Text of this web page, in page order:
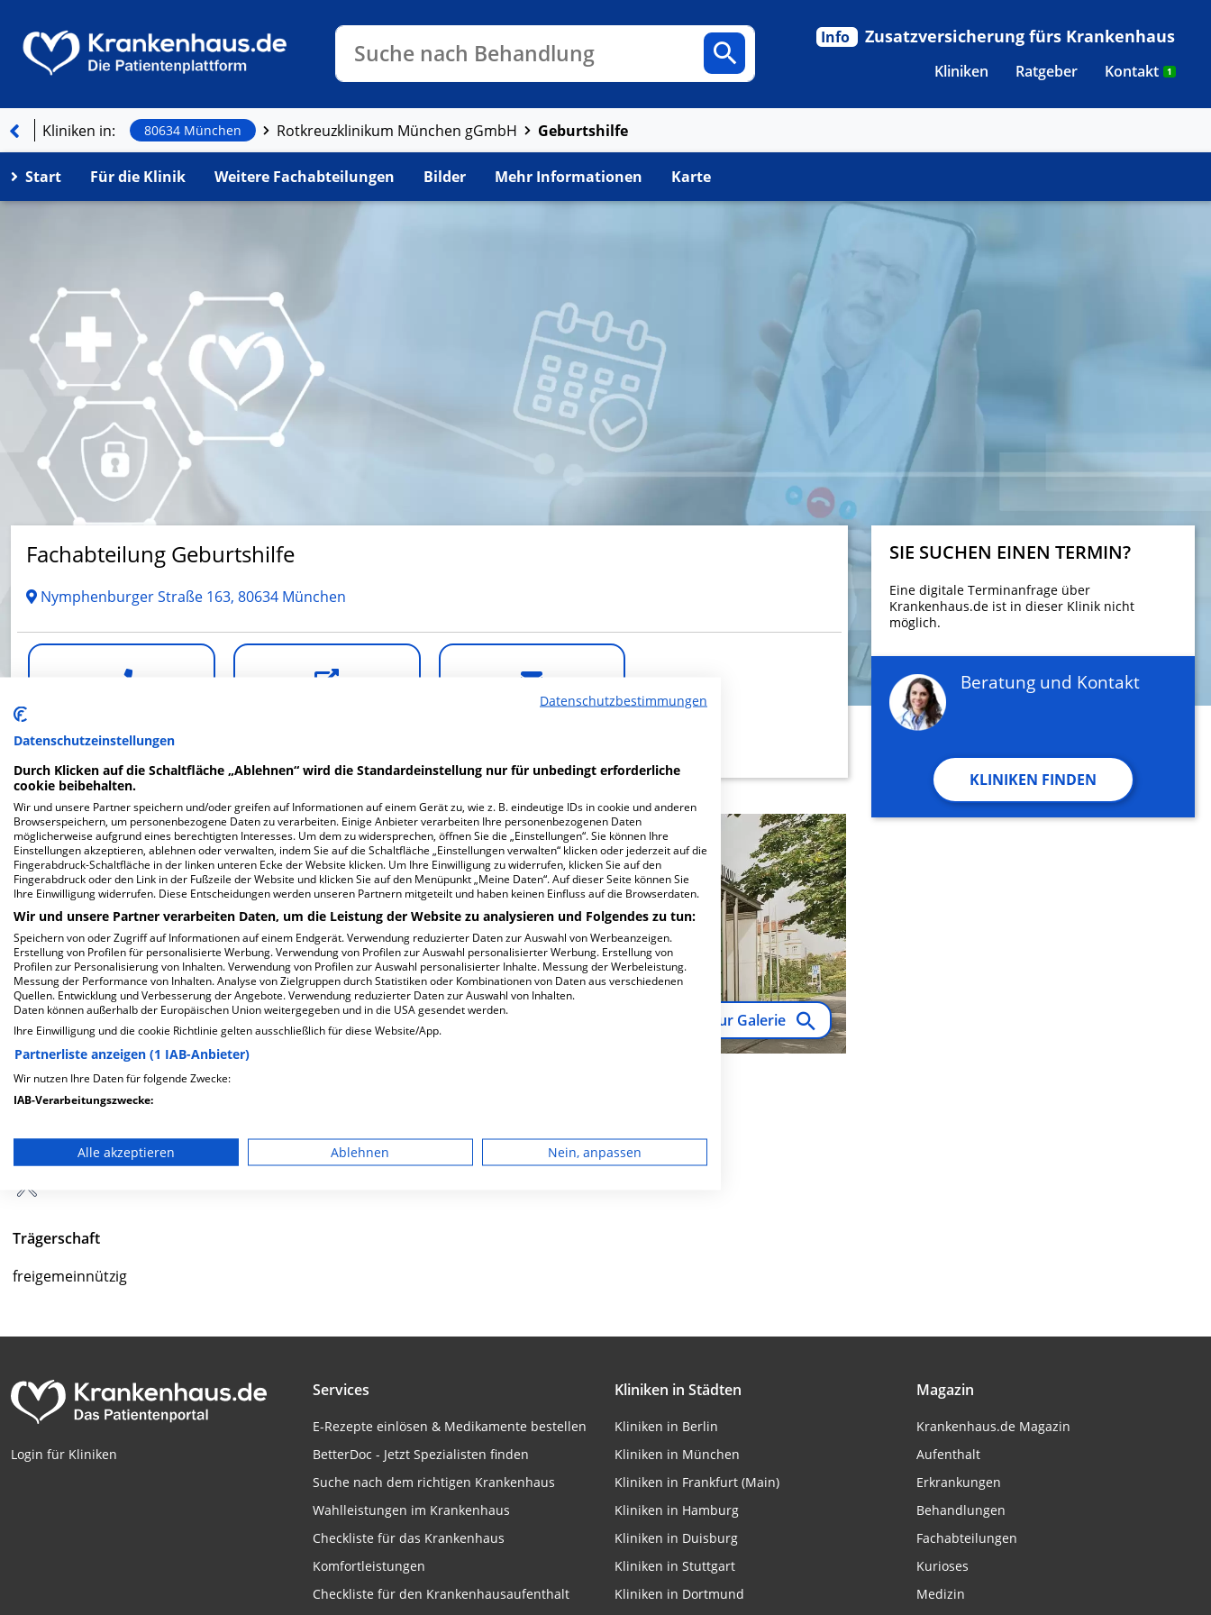
Suche nach Behandlung
Kliniken
Ratgeber Kontakt 1
Info Zusatzversicherung fürs Krankenhaus
Kliniken in: 80634 München Rotkreuzklinikum München gGmbH Geburtshilfe
Start Für die Klinik Weitere Fachabteilungen Bilder Mehr Informationen Karte
Fachabteilung Geburtshilfe
Nymphenburger Straße 163, 80634 München
SIE SUCHEN EINEN TERMIN?
Eine digitale Terminanfrage über
Krankenhaus.de ist in dieser Klinik nicht
möglich.
Beratung und Kontakt
KLINIKEN FINDEN
Herzlich Willkommen
Seit über 125 Jahren stehen wir in München-
Neuhausen für beste medizinische und
pflegerische Versorgung. Als Einrichtung der
Schwesternschaft München vom BRK e. V.
arbeiten wir nach den Grundsätzen…
Weiterlesen
Besuchszeiten
Täglich 09.00 - 20.00 Normalstation
mehr Informationen
Besondere Merkmale
Trägerschaft
freigemeinnützig
Zur Galerie
Login für Kliniken
Services
E-Rezepte einlösen & Medikamente bestellen
BetterDoc - Jetzt Spezialisten finden
Suche nach dem richtigen Krankenhaus
Wahlleistungen im Krankenhaus
Checkliste für das Krankenhaus
Komfortleistungen
Checkliste für den Krankenhausaufenthalt
Kliniken in Städten
Kliniken in Berlin
Kliniken in München
Kliniken in Frankfurt (Main)
Kliniken in Hamburg
Kliniken in Duisburg
Kliniken in Stuttgart
Kliniken in Dortmund
Magazin
Krankenhaus.de Magazin
Aufenthalt
Erkrankungen
Behandlungen
Fachabteilungen
Kurioses
Medizin
Datenschutzbestimmungen
Datenschutzeinstellungen
Durch Klicken auf die Schaltfläche „Ablehnen“ wird die Standardeinstellung nur für unbedingt erforderliche
cookie beibehalten.
Wir und unsere Partner speichern und/oder greifen auf Informationen auf einem Gerät zu, wie z. B. eindeutige IDs in cookie und anderen
Browserspeichern, um personenbezogene Daten zu verarbeiten. Einige Anbieter verarbeiten Ihre personenbezogenen Daten
möglicherweise aufgrund eines berechtigten Interesses. Um dem zu widersprechen, öffnen Sie die „Einstellungen“. Sie können Ihre
Einstellungen akzeptieren, ablehnen oder verwalten, indem Sie auf die Schaltfläche „Einstellungen verwalten“ klicken oder jederzeit auf die
Fingerabdruck-Schaltfläche in der linken unteren Ecke der Website klicken. Um Ihre Einwilligung zu widerrufen, klicken Sie auf den
Fingerabdruck oder den Link in der Fußzeile der Website und klicken Sie auf den Menüpunkt „Meine Daten“. Auf dieser Seite können Sie
Ihre Einwilligung widerrufen. Diese Entscheidungen werden unseren Partnern mitgeteilt und haben keinen Einfluss auf die Browserdaten.
Wir und unsere Partner verarbeiten Daten, um die Leistung der Website zu analysieren und Folgendes zu tun:
Speichern von oder Zugriff auf Informationen auf einem Endgerät. Verwendung reduzierter Daten zur Auswahl von Werbeanzeigen.
Erstellung von Profilen für personalisierte Werbung. Verwendung von Profilen zur Auswahl personalisierter Werbung. Erstellung von
Profilen zur Personalisierung von Inhalten. Verwendung von Profilen zur Auswahl personalisierter Inhalte. Messung der Werbeleistung.
Messung der Performance von Inhalten. Analyse von Zielgruppen durch Statistiken oder Kombinationen von Daten aus verschiedenen
Quellen. Entwicklung und Verbesserung der Angebote. Verwendung reduzierter Daten zur Auswahl von Inhalten.
Daten können außerhalb der Europäischen Union weitergegeben und in die USA gesendet werden.
Ihre Einwilligung und die cookie Richtlinie gelten ausschließlich für diese Website/App.
Partnerliste anzeigen (1 IAB-Anbieter)
Wir nutzen Ihre Daten für folgende Zwecke:
IAB-Verarbeitungszwecke:
Verwendung reduzierter Daten zur Auswahl von Werbeanzeigen
Erstellung von Profilen für personalisierte Werbung
Verwendung von Profilen zur Auswahl personalisierter Werbung
Erstellung von Profilen zur Personalisierung von Inhalten
Messung der Performance von Inhalten
Analyse von Zielgruppen durch Statistiken oder Kombinationen von Daten aus
Verwendung reduzierter Daten zur Auswahl von Inhalten
Alle akzeptieren Ablehnen Nein, anpassen